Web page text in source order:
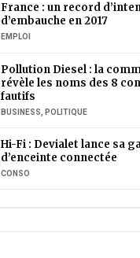
France : un record
d’embauche en 2017
EMPLOI
Pollution Diesel : la
révèle les noms des 8
fautifs
BUSINESS POLITIQUE
Hi-Fi : Devialet lance sa
d’enceinte connectée
CONSO